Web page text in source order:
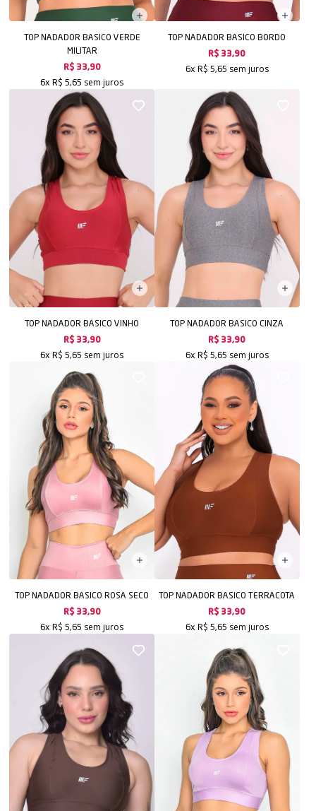
TOP NADADOR BASICO VERDE
MILITAR
R$ 33,90
6x R$ 5,65 sem juros
TOP NADADOR BASICO BORDO
R$ 33,90
6x R$ 5,65 sem juros
TOP NADADOR BASICO VINHO
R$ 33,90
6x R$ 5,65 sem juros
TOP NADADOR BASICO CINZA
R$ 33,90
6x R$ 5,65 sem juros
TOP NADADOR BASICO ROSA SECO
R$ 33,90
6x R$ 5,65 sem juros
TOP NADADOR BASICO TERRACOTA
R$ 33,90
6x R$ 5,65 sem juros